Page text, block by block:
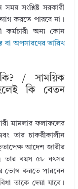
সংশ্লিষ্ট সরকারী
করতে পারবে না।
কর্মচারী অন্য কোন
বা অপসারণের তারিখ
/ সাময়িক
হলেই কি বেতন
মামলার ফলাফলের
তার চাকরীকালীন
আদেশ জারীর
তার বয়স ৫৮ বৎসর
ভোগ করতে পারবেন
তাকে দেয়া যাবে।